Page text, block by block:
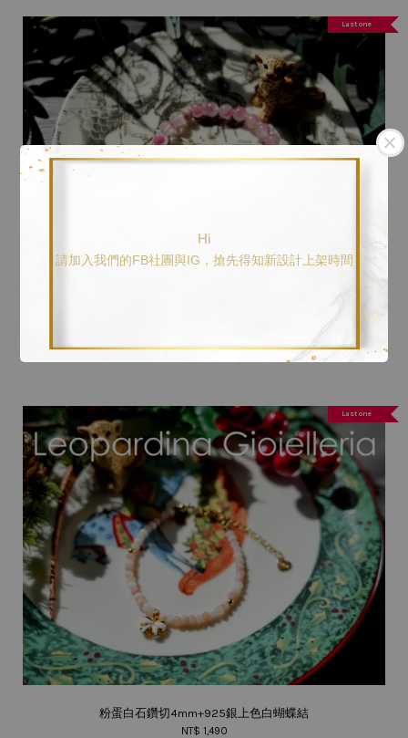
Hi
請加入我們的FB社團與IG，搶先得知新設計上架時間
Last one
Last one
粉蛋白石鑽切4mm+925銀上色白蝴蝶結
NT$ 1,490